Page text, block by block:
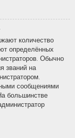
количество
определённых
Обычно
званий на
сообщениями
большинстве